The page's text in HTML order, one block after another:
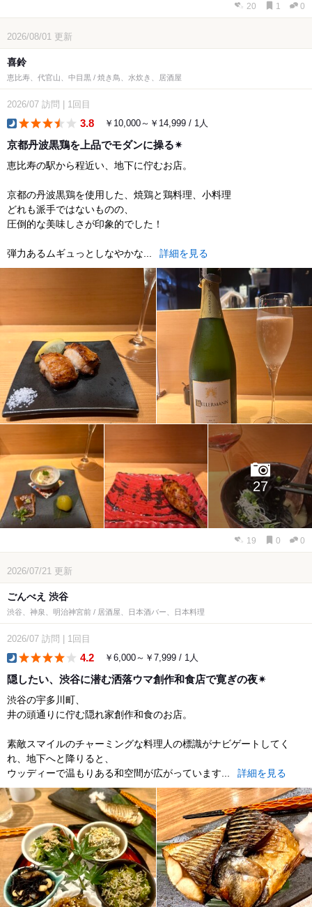
20 1 0
2026/08/01 更新
喜鈴
恵比寿、代官山、中目黒 / 焼き鳥、水炊き、居酒屋
2026/07 訪問 1回目
3.8 ￥10,000～￥14,999 / 1人
京都丹波黒鶏を上品でモダンに操る✴︎
恵比寿の駅から程近い、地下に佇むお店。
京都の丹波黒鶏を使用した、焼鶏と鶏料理、小料理
どれも派手ではないものの、
圧倒的な美味しさが印象的でした！
弾力あるムギュっとしなやかな... 詳細を見る
27
19 0 0
2026/07/21 更新
ごんべえ 渋谷
渋谷、神泉、明治神宮前 / 居酒屋、日本酒バー、日本料理
2026/07 訪問 1回目
4.2 ￥6,000～￥7,999 / 1人
隠したい、渋谷に潜む洒落ウマ創作和食店で寛ぎの夜✴︎
渋谷の宇多川町、
井の頭通りに佇む隠れ家創作和食のお店。
素敵スマイルのチャーミングな料理人の標識がナビゲートしてく
れ、地下へと降りると、
ウッディーで温もりある和空間が広がっています...
詳細を見る